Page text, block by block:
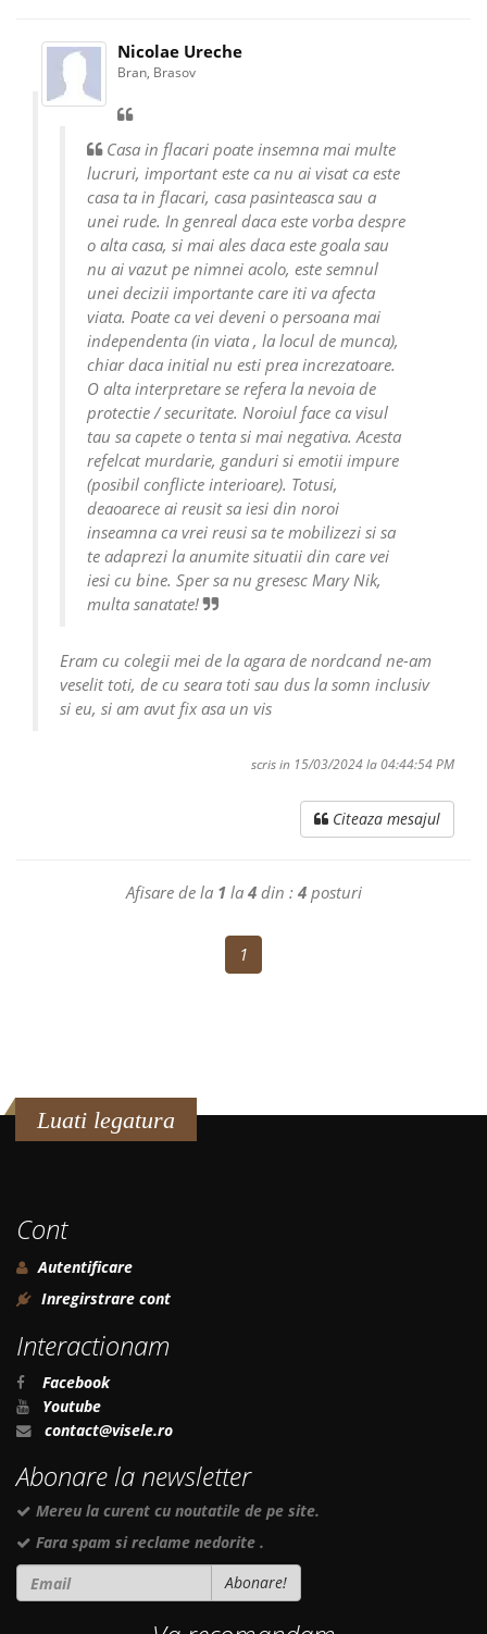
Nicolae Ureche
Bran, Brasov
Casa in flacari poate insemna mai multe
lucruri, important este ca nu ai visat ca este
casa ta in flacari, casa pasinteasca sau a
unei rude. In genreal daca este vorba despre
o alta casa, si mai ales daca este goala sau
nu ai vazut pe nimnei acolo, este semnul
unei decizii importante care iti va afecta
viata. Poate ca vei deveni o persoana mai
independenta (in viata , la locul de munca),
chiar daca initial nu esti prea increzatoare.
O alta interpretare se refera la nevoia de
protectie / securitate. Noroiul face ca visul
tau sa capete o tenta si mai negativa. Acesta
refelcat murdarie, ganduri si emotii impure
(posibil conflicte interioare). Totusi,
deaoarece ai reusit sa iesi din noroi
inseamna ca vrei reusi sa te mobilizezi si sa
te adaprezi la anumite situatii din care vei
iesi cu bine. Sper sa nu gresesc Mary Nik,
multa sanatate!
Eram cu colegii mei de la agara de nordcand ne-am
veselit toti, de cu seara toti sau dus la somn inclusiv
si eu, si am avut fix asa un vis
scris in 15/03/2024 la 04:44:54 PM
Citeaza mesajul
Afisare de la 1la 4din : 4posturi
1
Luati legatura
Cont
Autentificare
Inregirstrare cont
Interactionam
Facebook
Youtube
contact@visele.ro
Abonare la newsletter
Mereu la curent cu noutatile de pe site.
Fara spam si reclame nedorite .
Abonare!